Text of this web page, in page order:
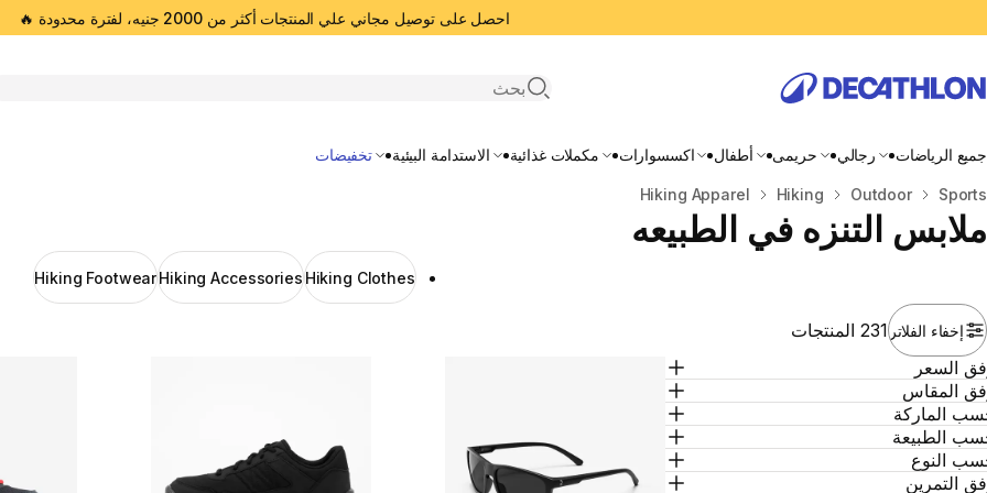
احصل على توصيل مجاني علي المنتجات أكثر من 2000 جنيه، لفترة محدودة 🔥
Open search
جميع الرياضات رجالي حريمى أطفال اكسسوارات مكملات غذائية الاستدامة البيئية تخفيضات
المنزل
Sports
Outdoor
Hiking
Hiking Apparel
ملابس التنزه في الطبيعه
Hiking Clothes
Hiking Accessories
Hiking Footwear
إخفاء الفلاتر231 المنتجات
السعر
المقاس
الماركة
الطبيعة
النوع
التمرين